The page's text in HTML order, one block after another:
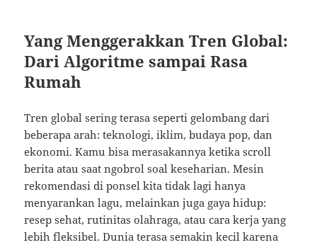
Yang Menggerakkan Tren Global:
Dari Algoritme sampai Rasa
Rumah
Tren global sering terasa seperti gelombang dari
beberapa arah: teknologi, iklim, budaya pop, dan
ekonomi. Kamu bisa merasakannya ketika scroll
berita atau saat ngobrol soal keseharian. Mesin
rekomendasi di ponsel kita tidak lagi hanya
menyarankan lagu, melainkan juga gaya hidup:
resep sehat, rutinitas olahraga, atau cara kerja yang
lebih fleksibel. Dunia terasa semakin kecil karena